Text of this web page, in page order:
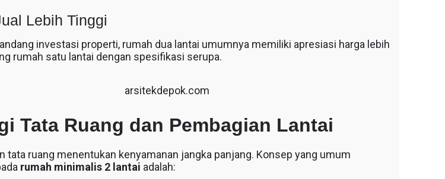
Lebih Tinggi
investasi properti, rumah dua lantai umumnya memiliki apresiasi harga lebih
rumah satu lantai dengan spesifikasi serupa.
arsitekdepok.com
Tata Ruang dan Pembagian Lantai
tata ruang menentukan kenyamanan jangka panjang. Konsep yang umum
rumah minimalis 2 lantai adalah: